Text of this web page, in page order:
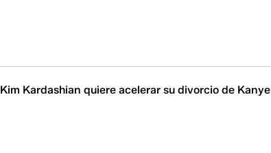
Kim Kardashian quiere acelerar su divorcio de Kanye